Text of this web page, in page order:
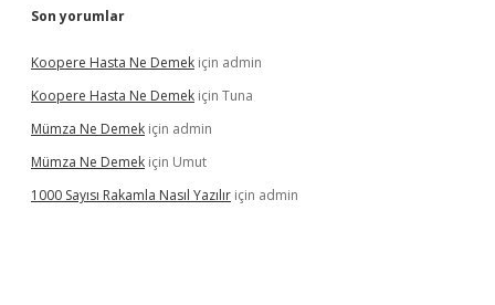
Son yorumlar
Koopere Hasta Ne Demek için admin
Koopere Hasta Ne Demek için Tuna
Mümza Ne Demek için admin
Mümza Ne Demek için Umut
1000 Sayısı Rakamla Nasıl Yazılır için admin